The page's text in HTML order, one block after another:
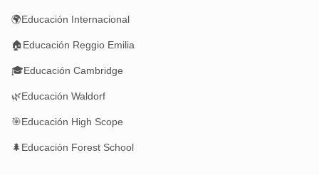
🌍Educación Internacional
🏠Educación Reggio Emilia
🎓Educación Cambridge
🌿Educación Waldorf
🎯Educación High Scope
🌲Educación Forest School